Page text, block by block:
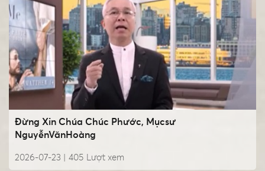
Đừng Xin Chúa Chúc Phước, Mụcsư
NguyễnVănHoàng
2026-07-23 | Lượt xem
405